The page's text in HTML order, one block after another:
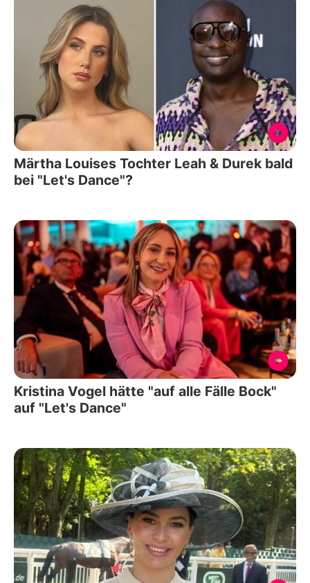
Märtha Louises Tochter Leah & Durek bald
bei "Let's Dance"?
Kristina Vogel hätte "auf alle Fälle Bock"
auf "Let's Dance"